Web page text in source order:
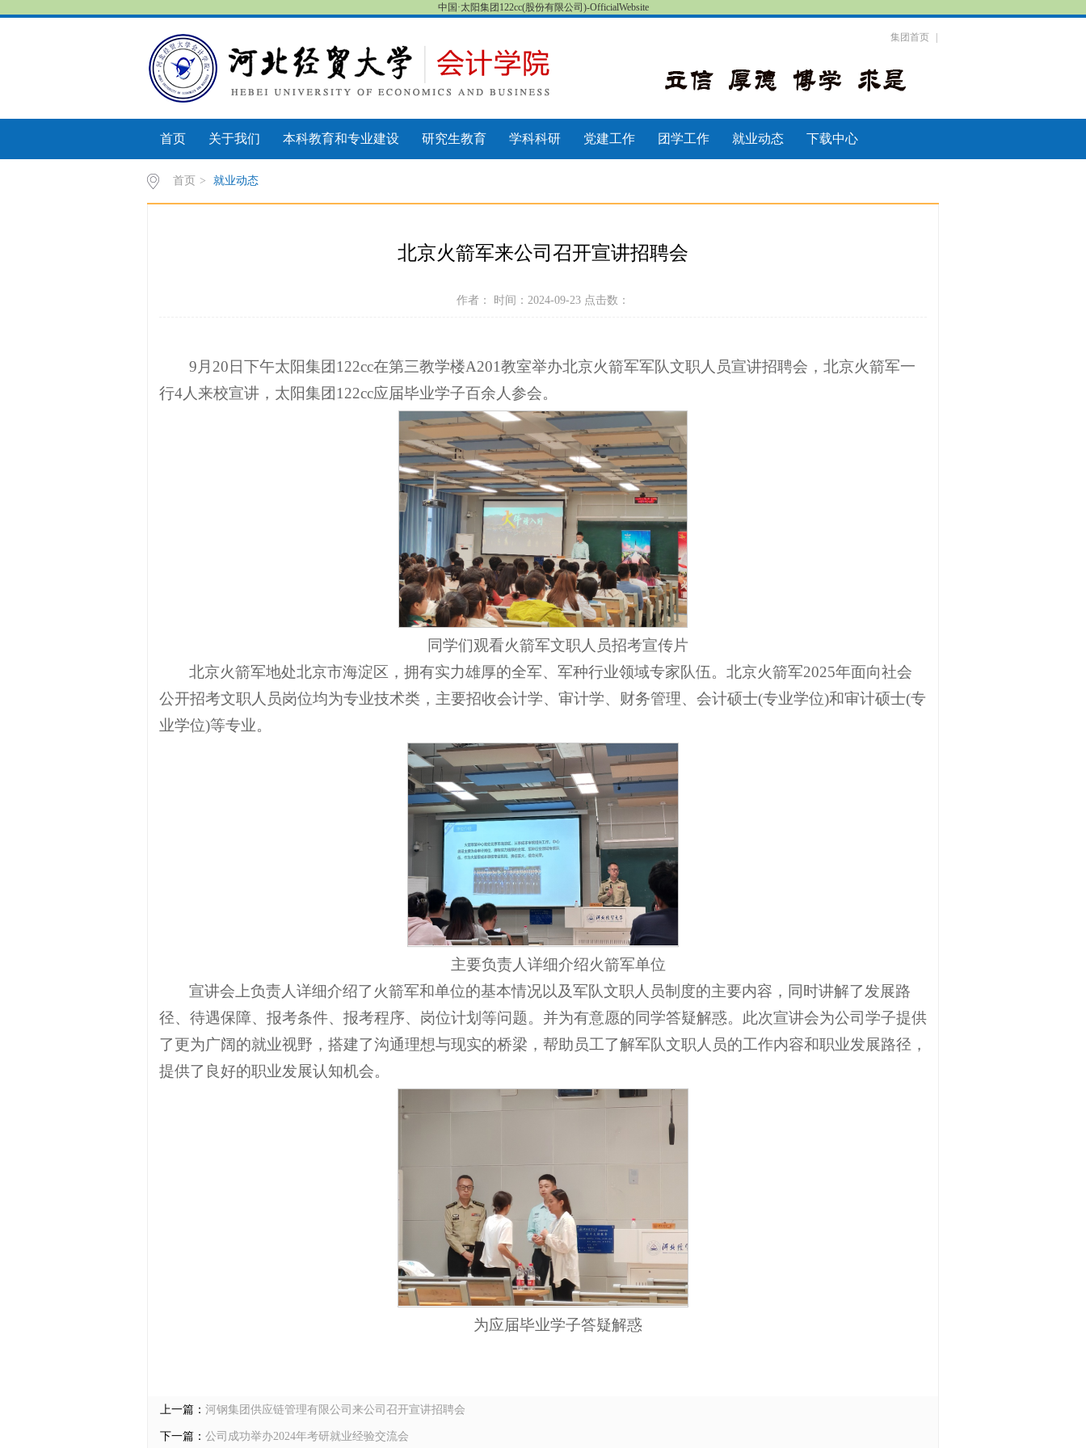
中国·太阳集团122cc(股份有限公司)-OfficialWebsite
集团首页
首页 关于我们 本科教育和专业建设 研究生教育 学科科研 党建工作 团学工作 就业动态 下载中心
首页 > 就业动态
北京火箭军来公司召开宣讲招聘会
作者： 时间：2024-09-23 点击数：
9月20日下午太阳集团122cc在第三教学楼A201教室举办北京火箭军军队文职人员宣讲招聘会，北京火箭军一
行4人来校宣讲，太阳集团122cc应届毕业学子百余人参会。
同学们观看火箭军文职人员招考宣传片
北京火箭军地处北京市海淀区，拥有实力雄厚的全军、军种行业领域专家队伍。北京火箭军2025年面向社会
公开招考文职人员岗位均为专业技术类，主要招收会计学、审计学、财务管理、会计硕士(专业学位)和审计硕士(专
业学位)等专业。
主要负责人详细介绍火箭军单位
宣讲会上负责人详细介绍了火箭军和单位的基本情况以及军队文职人员制度的主要内容，同时讲解了发展路
径、待遇保障、报考条件、报考程序、岗位计划等问题。并为有意愿的同学答疑解惑。此次宣讲会为公司学子提供
了更为广阔的就业视野，搭建了沟通理想与现实的桥梁，帮助员工了解军队文职人员的工作内容和职业发展路径，
提供了良好的职业发展认知机会。
为应届毕业学子答疑解惑
上一篇： 河钢集团供应链管理有限公司来公司召开宣讲招聘会
下一篇： 公司成功举办2024年考研就业经验交流会